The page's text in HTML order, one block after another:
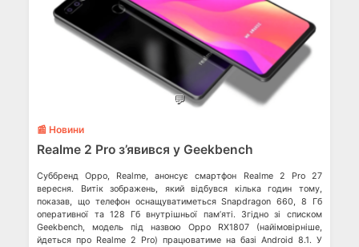
💬
📰 Новини
Realme 2 Pro з’явився у Geekbench
Суббренд Oppo, Realme, анонсує смартфон Realme 2 Pro 27
вересня. Витік зображень, який відбувся кілька годин тому,
показав, що телефон оснащуватиметься Snapdragon 660, 8 Гб
оперативної та 128 Гб внутрішньої пам’яті. Згідно зі списком
Geekbench, модель під назвою Oppo RX1807 (найімовірніше,
йдеться про Realme 2 Pro) працюватиме на базі Android 8.1. У